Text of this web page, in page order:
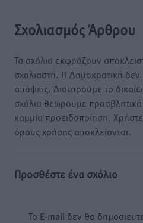
Σχολιασμός Άρθρου
Τα σχόλια εκφράζουν
σχολιαστή. Η Δημοκρατική δεν
απόψεις. Διατηρούμε το
σχόλια θεωρούμε
καμμία προειδοποίηση.
όρους χρήσης αποκλείονται.
Προσθέστε ένα σχόλιο
Το E-mail δεν θα